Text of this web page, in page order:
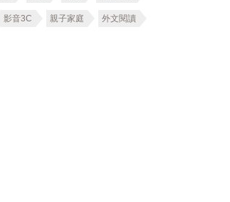
影音3C 親子家庭 外文閱讀